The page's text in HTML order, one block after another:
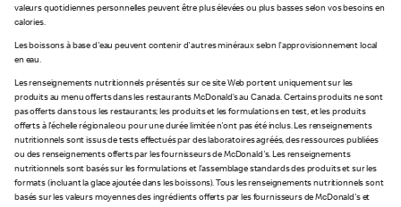
valeurs quotidiennes personnelles peuvent être plus élevées ou plus basses selon vos besoins en
calories.
Les boissons à base d'eau peuvent contenir d'autres minéraux selon l’approvisionnement local
en eau.
Les renseignements nutritionnels présentés sur ce site Web portent uniquement sur les
produits au menu offerts dans les restaurants McDonald’s au Canada. Certains produits ne sont
pas offerts dans tous les restaurants; les produits et les formulations en test, et les produits
offerts à l'échelle régionale ou pour une durée limitée n'ont pas été inclus. Les renseignements
nutritionnels sont issus de tests effectués par des laboratoires agréés, des ressources publiées
ou des renseignements offerts par les fournisseurs de McDonald's. Les renseignements
nutritionnels sont basés sur les formulations et l’assemblage standards des produits et sur les
formats (incluant la glace ajoutée dans les boissons). Tous les renseignements nutritionnels sont
basés sur les valeurs moyennes des ingrédients offerts par les fournisseurs de McDonald's et